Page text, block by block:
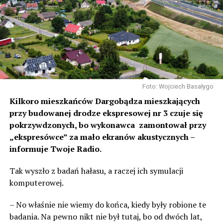
Foto: Wojciech Basałygo
Kilkoro mieszkańców Dargobądza mieszkających
przy budowanej drodze ekspresowej nr 3 czuje się
pokrzywdzonych, bo wykonawca zamontował przy
„ekspresówce” za mało ekranów akustycznych –
informuje Twoje Radio.
Tak wyszło z badań hałasu, a raczej ich symulacji
komputerowej.
– No właśnie nie wiemy do końca, kiedy były robione te
badania. Na pewno nikt nie był tutaj, bo od dwóch lat,